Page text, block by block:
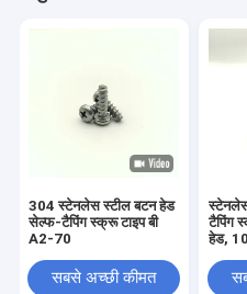
304 स्टेनलेस स्टील बटन हेड
सेल्फ-टैपिंग स्क्रू टाइप बी
A2-70
सबसे अच्छी कीमत
टैपिंग
हेड,